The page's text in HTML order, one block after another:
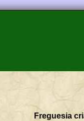
Freguesia